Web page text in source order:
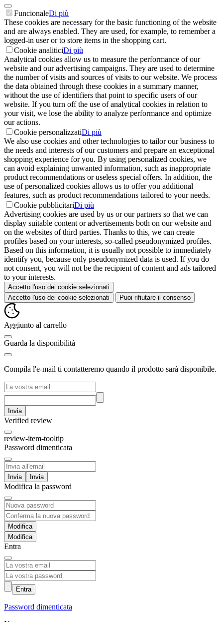
FuncionaleDi più
These cookies are necessary for the basic functioning of the website
and are always enabled. They are used, for example, to remember a
logged-in user or to store items in the shopping cart.
Cookie analiticiDi più
Analytical cookies allow us to measure the performance of our
website and our advertising campaigns. They are used to determine
the number of visits and sources of visits to our website. We process
the data obtained through these cookies in a summary manner,
without the use of identifiers that point to specific users of our
website. If you turn off the use of analytical cookies in relation to
your visit, we lose the ability to analyze performance and optimize
our actions.
Cookie personalizzatiDi più
We also use cookies and other technologies to tailor our business to
the needs and interests of our customers and prepare an exceptional
shopping experience for you. By using personalized cookies, we
can avoid explaining unwanted information, such as inappropriate
product recommendations or useless special offers. In addition, the
use of personalized cookies allows us to offer you additional
features, such as product recommendations tailored to your needs.
Cookie pubblicitariDi più
Advertising cookies are used by us or our partners so that we can
display suitable content or advertisements both on our website and
on the websites of third parties. Thanks to this, we can create
profiles based on your interests, so-called pseudonymized profiles.
Based on this information, it is usually not possible to immediately
identify you, because only pseudonymized data is used. If you do
not consent, you will not be the recipient of content and ads tailored
to your interests.
Accetto l'uso dei cookie selezionati
Accetto l'uso dei cookie selezionati
Puoi rifiutare il consenso
Aggiunto al carrello
Guarda la disponibilità
Compila l'e-mail ti contatteremo quando il prodotto sarà disponibile.
Invia
Verified review
review-item-tooltip
Password dimenticata
Invia
Modifica la password
Modifica
Entra
Entra
Password dimenticata